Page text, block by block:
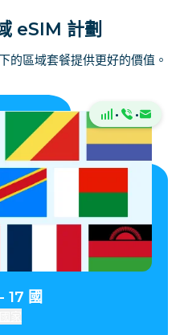
eSIM 計劃
的區域套餐提供更好的價值。
· ·
17 國